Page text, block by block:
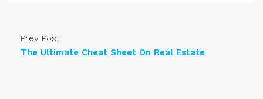
Prev Post
The Ultimate Cheat Sheet On Real Estate